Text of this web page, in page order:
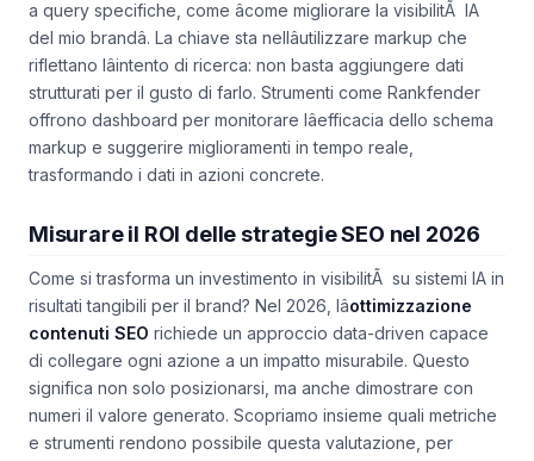
implementato il markup per lecitazioni LLM. Il markup ha
permesso agli algoritmi di associare i contenuti dellâagenzia
a query specifiche, come âcome migliorare la visibilitÃ IA
del mio brandâ. La chiave sta nellâutilizzare markup che
riflettano lâintento di ricerca: non basta aggiungere dati
strutturati per il gusto di farlo. Strumenti come Rankfender
offrono dashboard per monitorare lâefficacia dello
trasformando i dati in azioni concrete.
Misurare il ROI delle strategie SEO nel 2026
Come si trasforma un investimento in visibilitÃ su sistemi IA in
risultati tangibili per il brand? Nel 2026, lâottimizzazione
contenuti SEOrichiede un approccio data-driven capace
di collegare ogni azione a un impatto misurabile. Questo
significa non solo posizionarsi, ma anche dimostrare con